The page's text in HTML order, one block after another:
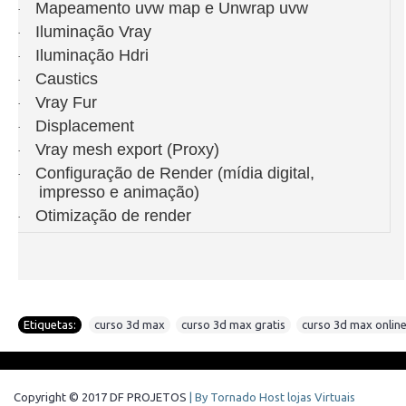
· Mapeamento uvw map e Unwrap uvw
· Iluminação Vray
· Iluminação Hdri
· Caustics
· Vray Fur
· Displacement
· Vray mesh export (Proxy)
·
Configuração de Render (mídia digital,
impresso e animação)
· Otimização de render
Etiquetas: curso 3d max curso 3d max gratis curso 3d max online
Copyright © 2017 DF PROJETOS | By Tornado Host lojas Virtuais